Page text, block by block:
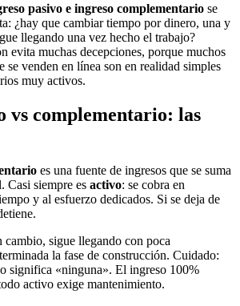
pasivo e ingreso complementario se
¿hay que cambiar tiempo por dinero, una y
llegando una vez hecho el trabajo?
evita muchas decepciones, porque muchos
se venden en línea son en realidad simples
muy activos.
vs complementario: las
es una fuente de ingresos que se suma
Casi siempre es activo: se cobra en
y al esfuerzo dedicados. Si se deja de
cambio, sigue llegando con poca
la fase de construcción. Cuidado:
significa «ninguna». El ingreso 100%
activo exige mantenimiento.